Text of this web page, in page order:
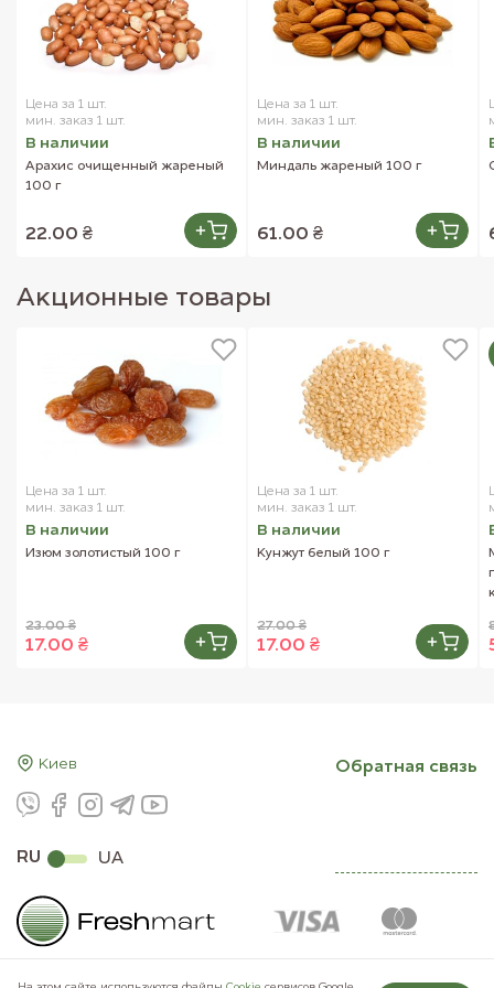
Цена за 1 шт.
мин. заказ 1 шт.
В наличии
Арахис очищенный жареный
100 г
22.00 ₴
Цена за 1 шт.
мин. заказ 1 шт.
В наличии
Миндаль жареный 100 г
61.00 ₴
Акционные товары
Цена за 1 шт.
мин. заказ 1 шт.
В наличии
Изюм золотистый 100 г
23.00 ₴
17.00 ₴
Цена за 1 шт.
мин. заказ 1 шт.
В наличии
Кунжут белый 100 г
27.00 ₴
17.00 ₴
Киев
RU UA
Обратная связь